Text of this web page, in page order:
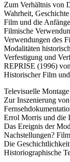
Zum Verhältnis von
Wahrheit,
Film und die
Filmische
Verwendungen des
Modalitäten
Verfestigung und
REPRISE (1996)
Historischer Film
Televisuelle
Zur Inszenierung
Errol Morris und die
Das Ereignis der
Nachstellungen?
Die
Historiographische